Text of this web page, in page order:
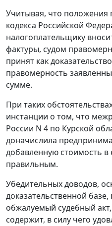
Учитывая, что положения
кодекса Российской
налогоплательщику
фактуры, судом
принят как
правомерность
сумме.
При таких
инстанции о том, что
России N 4 по Курской
доначислила
добавленную стоимость в
правильным.
Убедительных доводов,
доказательственной
обжалуемый судебный
содержит, в силу чего